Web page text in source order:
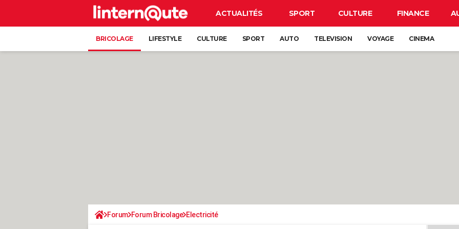
ACTUALITÉS SPORT CULTURE FINANCE
BRICOLAGE LIFESTYLE CULTURE SPORT AUTO TELEVISION VOYAGE CINEMA
Forum Forum Bricolage Electricité